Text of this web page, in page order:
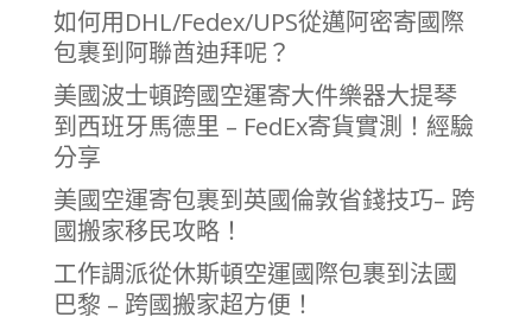
如何用DHL/Fedex/UPS從邁阿密寄國際
包裹到阿聯酋迪拜呢？
美國波士頓跨國空運寄大件樂器大提琴
到西班牙馬德里 – FedEx寄貨實測！經驗
分享
美國空運寄包裹到英國倫敦省錢技巧– 跨
國搬家移民攻略！
工作調派從休斯頓空運國際包裹到法國
巴黎 – 跨國搬家超方便！